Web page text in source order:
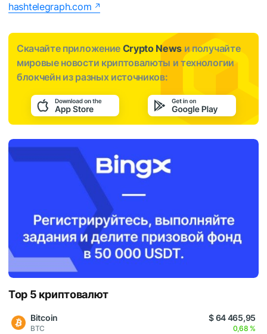
hashtelegraph.com
Скачайте приложение Crypto News и получайте
мировые новости криптовалюты и технологии
блокчейн из разных источников:
Top 5 криптовалют
Bitcoin
BTC
$ 64 465,95
0,68 %